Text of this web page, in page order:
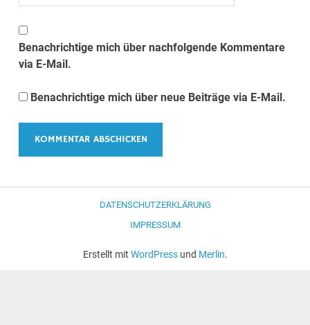
Benachrichtige mich über nachfolgende Kommentare
via E-Mail.
Benachrichtige mich über neue Beiträge via E-Mail.
DATENSCHUTZERKLÄRUNG
IMPRESSUM
Erstellt mit WordPressund Merlin.